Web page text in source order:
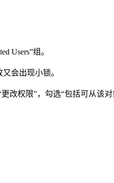
Users”组。
会出现小锁。
改权限”，勾选“包括可从该